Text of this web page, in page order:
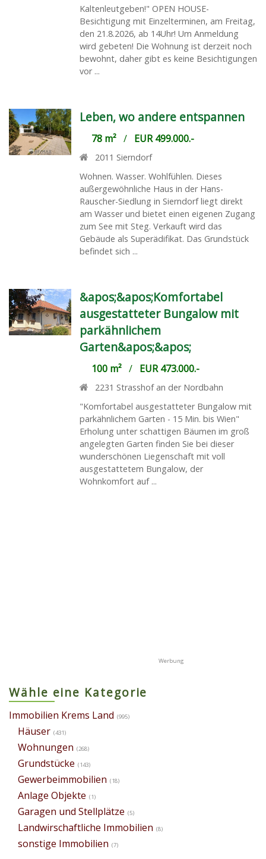
Kaltenleutgeben!" OPEN HOUSE-
Besichtigung mit Einzelterminen, am Freitag,
den 21.8.2026, ab 14Uhr! Um Anmeldung
wird gebeten! Die Wohnung ist derzeit noch
bewohnt, daher gibt es keine Besichtigungen
vor ...
Leben, wo andere entspannen
78 m²/ EUR 499.000.-
2011 Sierndorf
Wohnen. Wasser. Wohlfühlen. Dieses
außergewöhnliche Haus in der Hans-
Rauscher-Siedlung in Sierndorf liegt direkt
am Wasser und bietet einen eigenen Zugang
zum See mit Steg. Verkauft wird das
Gebäude als Superädifikat. Das Grundstück
befindet sich ...
&apos;&apos;Komfortabel
ausgestatteter Bungalow mit
parkähnlichem
Garten&apos;&apos;
100 m²/ EUR 473.000.-
2231 Strasshof an der Nordbahn
"Komfortabel ausgestatteter Bungalow mit
parkähnlichem Garten - 15 Min. bis Wien"
Erholung unter schattigen Bäumen im groß
angelegten Garten finden Sie bei dieser
wunderschönen Liegenschaft mit voll
ausgestattetem Bungalow, der
Wohnkomfort auf ...
Wähle eine Kategorie
Immobilien Krems Land (995)
Häuser (431)
Wohnungen (268)
Grundstücke (143)
Gewerbeimmobilien (18)
Anlage Objekte (1)
Garagen und Stellplätze (5)
Landwirschaftliche Immobilien (8)
sonstige Immobilien (7)